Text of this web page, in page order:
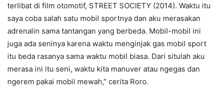
terlibat di film otomotif, STREET SOCIETY (2014). Waktu itu
saya coba salah satu mobil sportnya dan aku merasakan
adrenalin sama tantangan yang berbeda. Mobil-mobil ini
juga ada seninya karena waktu menginjak gas mobil sport
itu beda rasanya sama waktu mobil biasa. Dari situlah aku
merasa ini itu seni, waktu kita manuver atau ngegas dan
ngerem pakai mobil mewah,” cerita Roro.